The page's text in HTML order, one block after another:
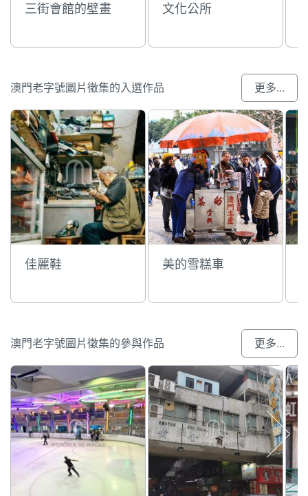
三街會館的壁畫 文化公所
澳門老字號圖片徵集的入選作品 更多...
佳麗鞋 美的雪糕車
澳門老字號圖片徵集的參與作品 更多...